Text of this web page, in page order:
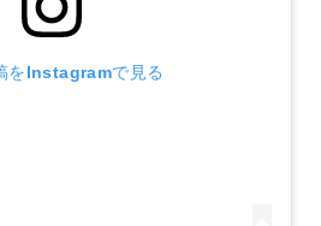
をInstagramで見る